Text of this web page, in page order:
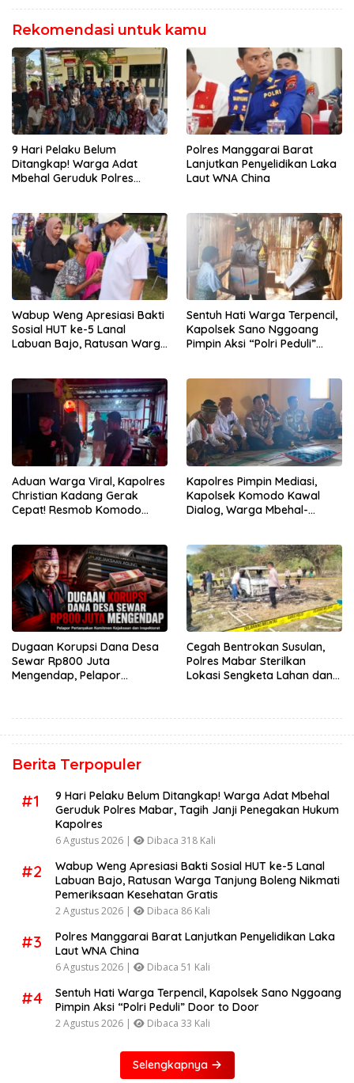
Gratis
Rekomendasi untuk kamu
9 Hari Pelaku Belum
Ditangkap! Warga Adat
Mbehal Geruduk Polres
Polres Manggarai Barat
Lanjutkan Penyelidikan Laka
Laut WNA China
Wabup Weng Apresiasi Bakti
Sosial HUT ke-5 Lanal
Labuan Bajo, Ratusan Warga
Gratis
Sentuh Hati Warga Terpencil,
Kapolsek Sano Nggoang
Pimpin Aksi “Polri Peduli”
Aduan Warga Viral, Kapolres
Christian Kadang Gerak
Cepat! Resmob Komodo
Kapolres Pimpin Mediasi,
Kapolsek Komodo Kawal
Dialog, Warga Mbehal-
Dugaan Korupsi Dana Desa
Sewar Rp800 Juta
Mengendap, Pelapor
Cegah Bentrokan Susulan,
Polres Mabar Sterilkan
Lokasi Sengketa Lahan dan
Berita Terpopuler
#1
9 Hari Pelaku Belum Ditangkap! Warga Adat Mbehal
Geruduk Polres Mabar, Tagih Janji Penegakan Hukum
Kapolres
6 Agustus 2026 | Dibaca 318 Kali
#2
Wabup Weng Apresiasi Bakti Sosial HUT ke-5 Lanal
Labuan Bajo, Ratusan Warga Tanjung Boleng Nikmati
Pemeriksaan Kesehatan Gratis
2 Agustus 2026 | Dibaca 86 Kali
#3
Polres Manggarai Barat Lanjutkan Penyelidikan Laka
Laut WNA China
6 Agustus 2026 | Dibaca 51 Kali
#4
Sentuh Hati Warga Terpencil, Kapolsek Sano Nggoang
Pimpin Aksi “Polri Peduli” Door to Door
2 Agustus 2026 | Dibaca 33 Kali
Selengkapnya